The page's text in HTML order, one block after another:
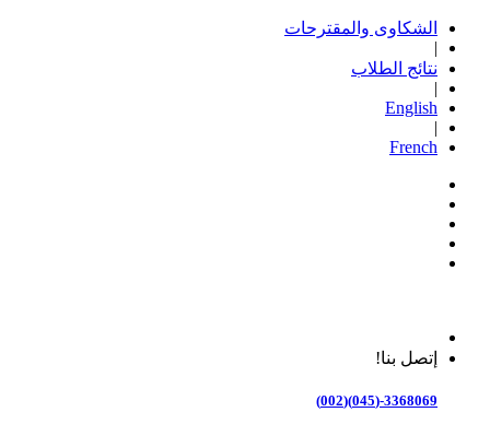
الشكاوى والمقترحات
|
نتائج الطلاب
|
English
|
French
إتصل بنا!
3368069-(045)(002)